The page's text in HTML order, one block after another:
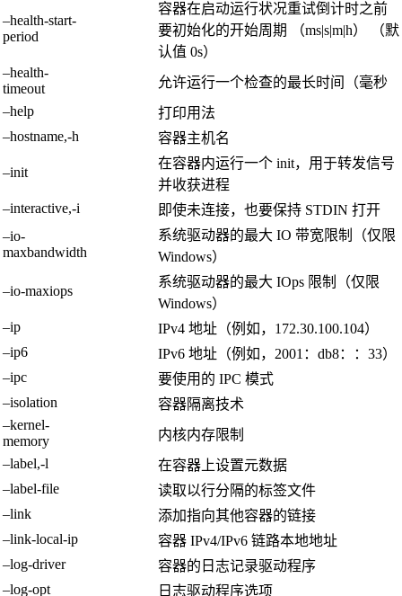
–health-start-
period
容器在启动运行状况重试倒计时之前
要初始化的开始周期 （ms|s|m|h） （默
认值 0s）
–health-
timeout
允许运行一个检查的最长时间（毫秒
–help
打印用法
–hostname,-h
容器主机名
–init
在容器内运行一个 init，用于转发信号
并收获进程
–interactive,-i
即使未连接，也要保持 STDIN 打开
–io-
maxbandwidth
系统驱动器的最大 IO 带宽限制（仅限
Windows）
–io-maxiops
系统驱动器的最大 IOps 限制（仅限
Windows）
–ip
IPv4 地址（例如，172.30.100.104）
–ip6
IPv6 地址（例如，2001：db8：：33）
–ipc
要使用的 IPC 模式
–isolation
容器隔离技术
–kernel-
memory
内核内存限制
–label,-l
在容器上设置元数据
–label-file
读取以行分隔的标签文件
–link
添加指向其他容器的链接
–link-local-ip
容器 IPv4/IPv6 链路本地地址
–log-driver
容器的日志记录驱动程序
–log-opt
日志驱动程序选项